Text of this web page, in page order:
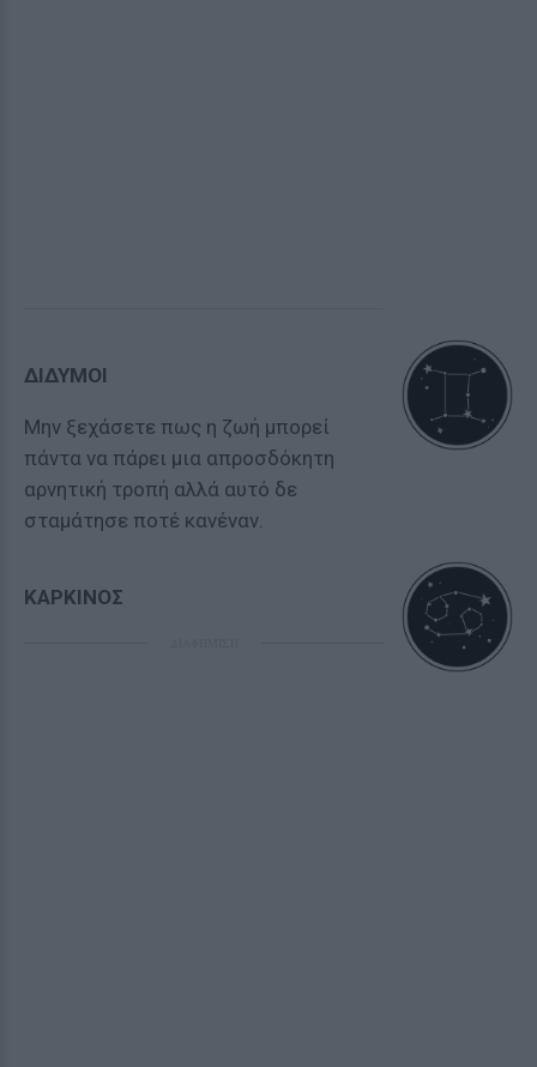
ΔΙΔΥΜΟΙ
Mην ξεχάσετε πως η ζωή μπορεί
πάντα να πάρει μια απροσδόκητη
αρνητική τροπή αλλά αυτό δε
σταμάτησε ποτέ κανέναν.
ΚΑΡΚΙΝΟΣ